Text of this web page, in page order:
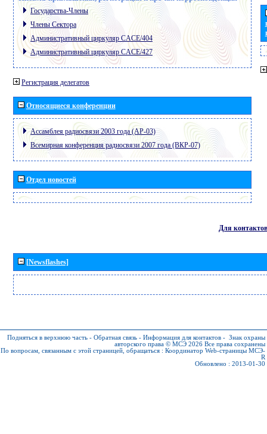
Государства-Члены
Члены Сектора
Административный циркуляр CACE/404
Административный циркуляр CACE/427
Регистрация делегатов
Относящиеся конференции
Ассамблея радиосвязи 2003 года (АР-03)
Всемирная конференция радиосвязи 2007 года (ВКР-07)
Отдел новостей
Для контактов
[Newsflashes]
Подняться в верхнюю часть - Обратная связь - Информация для контактов - Знак охраны
авторского права © МСЭ 2026 Все права сохранены
По вопросам, связанным с этой страницей, обращаться : Координатор Web-страницы МСЭ-
R
Обновлено : 2013-01-30